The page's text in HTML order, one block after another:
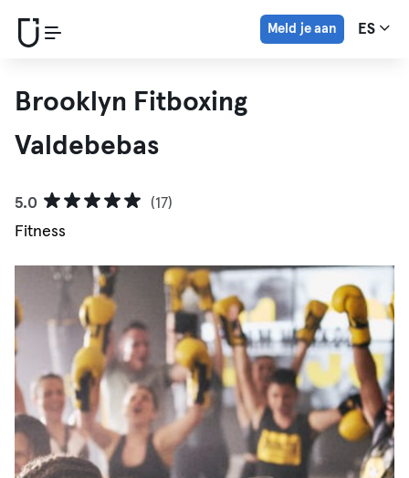
Meld je aan ES
Brooklyn Fitboxing
Valdebebas
5.0
(17)
Fitness